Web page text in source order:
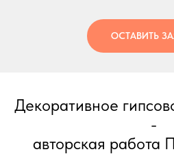
ОСТАВИТЬ
Декоративное
-
авторская работа